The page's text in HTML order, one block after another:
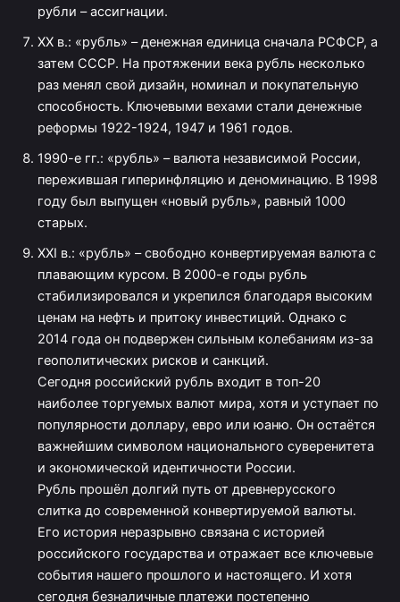
рубли – ассигнации.
XX в.: «рубль» – денежная единица сначала РСФСР, а
затем СССР. На протяжении века рубль несколько
раз менял свой дизайн, номинал и покупательную
способность. Ключевыми вехами стали денежные
реформы 1922-1924, 1947 и 1961 годов.
1990-е гг.: «рубль» – валюта независимой России,
пережившая гиперинфляцию и деноминацию. В 1998
году был выпущен «новый рубль», равный 1000
старых.
XXI в.: «рубль» – свободно конвертируемая валюта с
плавающим курсом. В 2000-е годы рубль
стабилизировался и укрепился благодаря высоким
ценам на нефть и притоку инвестиций. Однако с
2014 года он подвержен сильным колебаниям из-за
геополитических рисков и санкций.
Сегодня российский рубль входит в топ-20
наиболее торгуемых валют мира, хотя и уступает по
популярности доллару, евро или юаню. Он остаётся
важнейшим символом национального суверенитета
и экономической идентичности России.
Рубль прошёл долгий путь от древнерусского
слитка до современной конвертируемой валюты.
Его история неразрывно связана с историей
российского государства и отражает все ключевые
события нашего прошлого и настоящего. И хотя
сегодня безналичные платежи постепенно